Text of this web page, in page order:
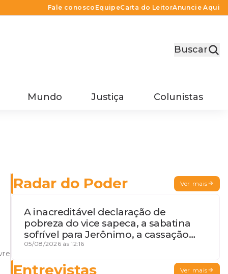
Fale conosco EquipeCarta do LeitorAnuncie Aqui
Buscar
Mundo Justiça Colunistas
Radar do Poder Ver mais
A inacreditável declaração de
pobreza do vice sapeca, a sabatina
sofrível para Jerônimo, a cassação
iminente da desembargadora e a
05/08/2026 às 12:16
Entrevistas Ver mais